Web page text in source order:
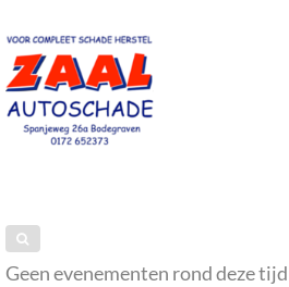
Geen evenementen rond deze tijd